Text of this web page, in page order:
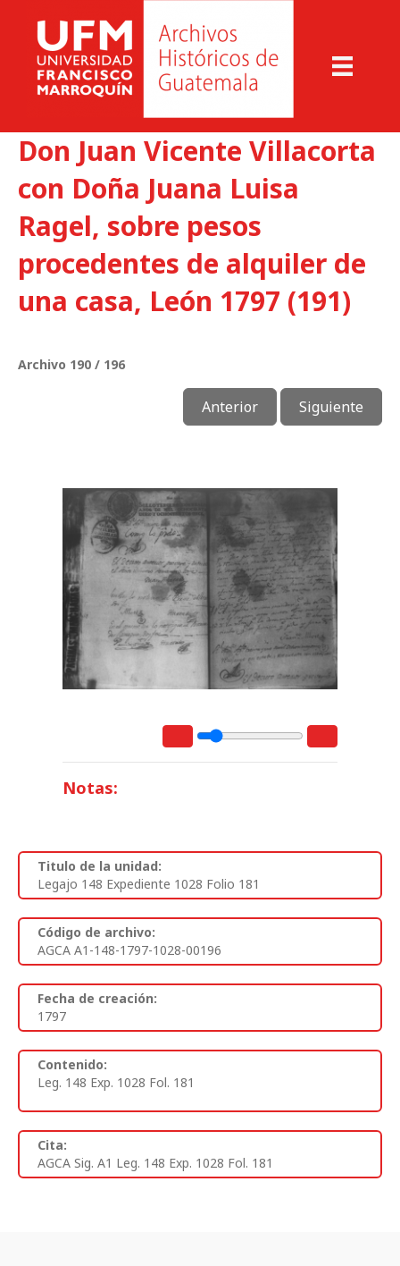
Don Juan Vicente Villacorta
con Doña Juana Luisa
Ragel, sobre pesos
procedentes de alquiler de
una casa, León 1797 (191)
Archivo 190 / 196
Anterior Siguiente
Notas:
Titulo de la unidad:
Legajo 148 Expediente 1028 Folio 181
Código de archivo:
AGCA A1-148-1797-1028-00196
Fecha de creación:
1797
Contenido:
Leg. 148 Exp. 1028 Fol. 181
Cita:
AGCA Sig. A1 Leg. 148 Exp. 1028 Fol. 181